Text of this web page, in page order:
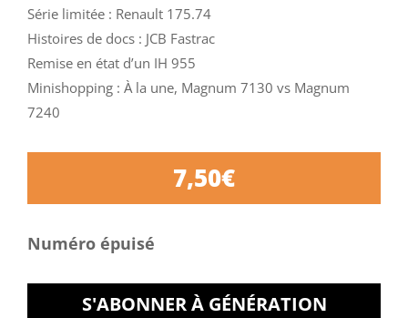
Série limitée : Renault 175.74
Histoires de docs : JCB Fastrac
Remise en état d’un IH 955
Minishopping : À la une, Magnum 7130 vs Magnum
7240
7,50€
Numéro épuisé
S'ABONNER À GÉNÉRATION